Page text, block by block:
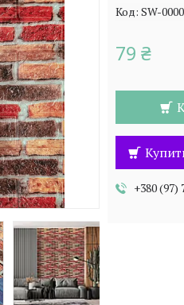
Код: SW-
79 ₴
+380 (97)